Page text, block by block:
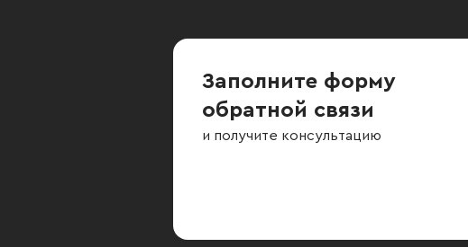
Заполните форму
обратной связи
и получите консультацию